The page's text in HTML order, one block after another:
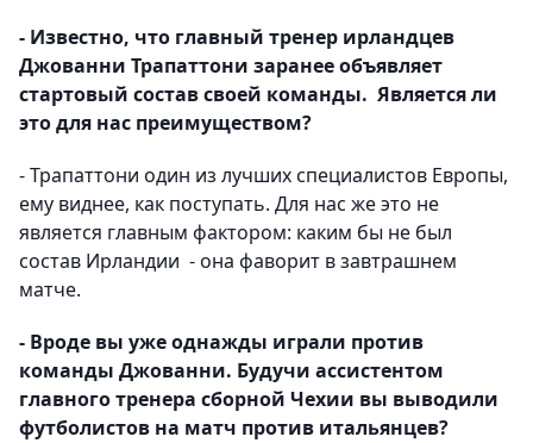
- Известно, что главный тренер ирландцев
Джованни Трапаттони заранее объявляет
стартовый состав своей команды. Является ли
это для нас преимуществом?
- Трапаттони один из лучших специалистов Европы,
ему виднее, как поступать. Для нас же это не
является главным фактором: каким бы не был
состав Ирландии - она фаворит в завтрашнем
матче.
- Вроде вы уже однажды играли против
команды Джованни. Будучи ассистентом
главного тренера сборной Чехии вы выводили
футболистов на матч против итальянцев?